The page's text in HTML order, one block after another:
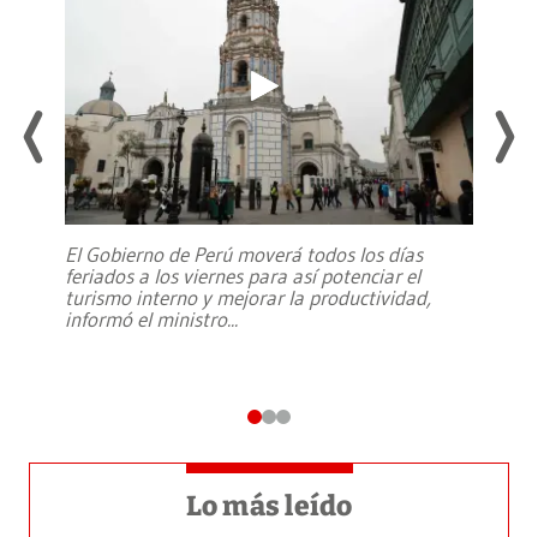
El Gobierno de Perú moverá todos los días
feriados a los viernes para así potenciar el
turismo interno y mejorar la productividad,
informó el ministro...
Lo más leído